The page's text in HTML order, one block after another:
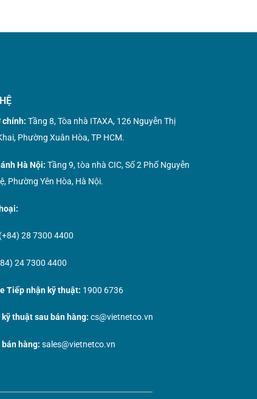
chính: Tầng 8, Tòa nhà ITAXA, 126 Nguyễn Thị
Phường Xuân Hòa, TP HCM.
Hà Nội: Tầng 9, tòa nhà CIC, Số 2 Phố Nguyễn
Phường Yên Hòa, Hà Nội.
28 7300 4400
24 7300 4400
Tiếp nhận kỹ thuật: 1900 6736
thuật sau bán hàng: cs@vietnetco.vn
hàng: sales@vietnetco.vn